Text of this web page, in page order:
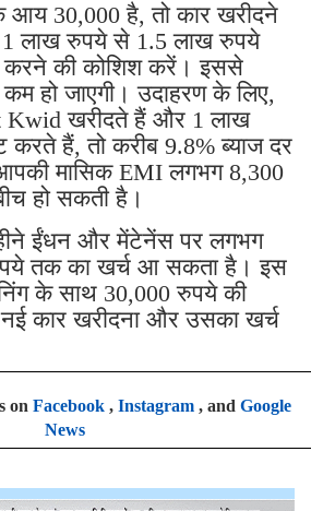
30,000 है, तो कार खरीदने
लाख रुपये से 1.5 लाख रुपये
की कोशिश करें। इससे
हो जाएगी। उदाहरण के लिए,
खरीदते हैं और 1 लाख
हैं, तो करीब 9.8% ब्याज दर
मासिक EMI लगभग 8,300
हो सकती है।
ईंधन और मेंटेनेंस पर लगभग
तक का खर्च आ सकता है। इस
के साथ 30,000 रुपये की
कार खरीदना और उसका खर्च
on Facebook, Instagram, and Google
News